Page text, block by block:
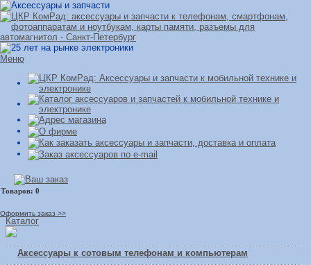
Меню
Оформить заказ >>
Каталог
Аксессуары к сотовым телефонам и компьютерам